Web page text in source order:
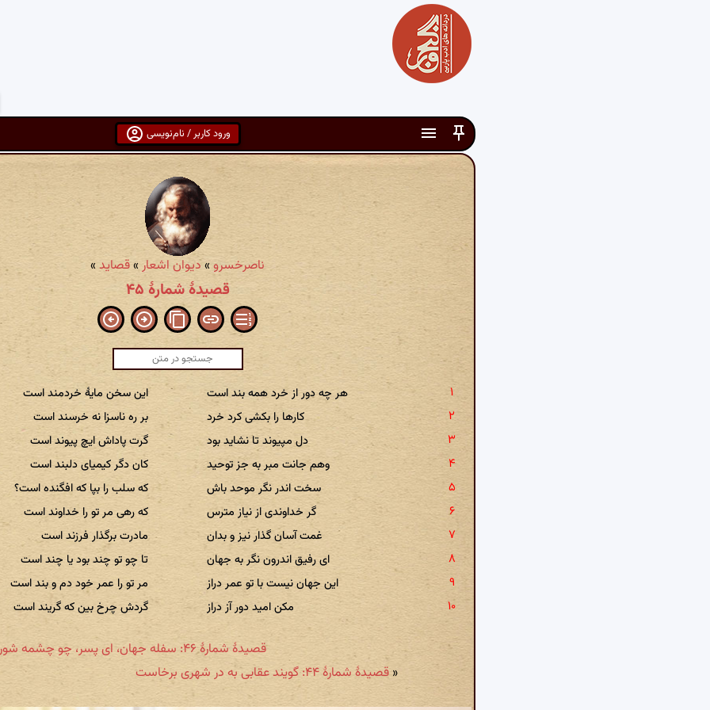
ورود کاربر / نام‌نویسی
ناصرخسرو»دیوان اشعار»قصاید»
قصیدهٔ شمارهٔ ۴۵
هر چه دور از خرد همه بند است
این سخن مایهٔ خردمند است
کارها را بکشی کرد خرد
بر ره ناسزا نه خرسند است
دل مپیوند تا نشاید بود
گرت پاداش ایچ پیوند است
وهم جانت مبر به جز توحید
کان دگر کیمیای دلبند است
سخت اندر نگر موحد باش
که سلب را بپا که افگنده است؟
گر خداوندی از نیاز مترس
که رهی مر تو را خداوند است
غمت آسان گذار نیز و بدان
مادرت برگذار فرزند است
ای رفیق اندرون نگر به جهان
تا چو تو چند بود یا چند است
این جهان نیست با تو عمر دراز
مر تو را عمر خود دم و بند است
مکن امید دور آز دراز
گردش چرخ بین که گریند است
قصیدهٔ شمارهٔ ۴۶: سفله جهان، ای پسر، چو چشمه شور است
« قصیدهٔ شمارهٔ ۴۴: گویند عقابی به در شهری برخاست